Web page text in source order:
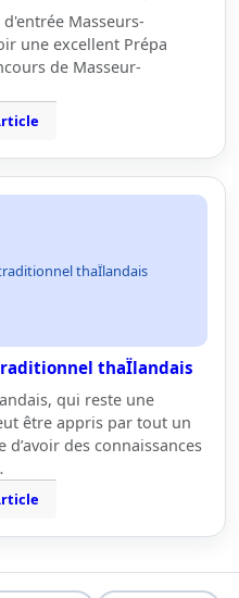
Masseurs-
une excellent Prépa
de Masseur-
thaÏlandais
thaÏlandais
qui reste une
être appris par tout un
d’avoir des connaissances